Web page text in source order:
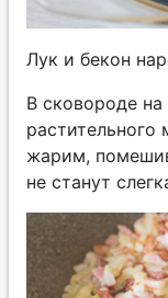
Лук и бекон
В сковороде на
растительного
жарим,
не станут